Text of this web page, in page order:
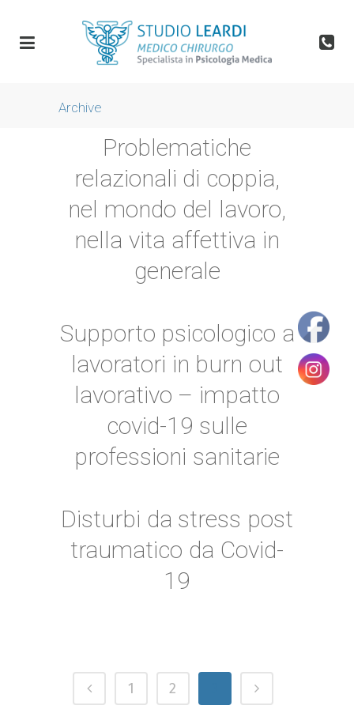
Archive
Problematiche
relazionali di coppia,
nel mondo del lavoro,
nella vita affettiva in
generale
Supporto psicologico a
lavoratori in burn out
lavorativo – impatto
covid-19 sulle
professioni sanitarie
Disturbi da stress post
traumatico da Covid-
19
1 2